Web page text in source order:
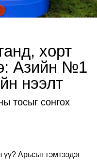
хорт
Азийн №1
нээлт
тосыг сонгох
Арьсыг гэмтээдэг